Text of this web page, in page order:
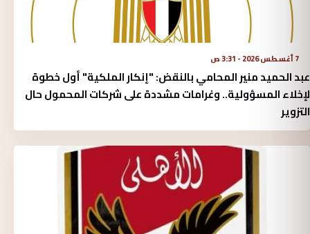
7 أغسطس 2026 - 3:31 ص
عبد الحميد منير المحامي بالنقض: "إنكار الملكية" أول خطوة
لإخلاء المسؤولية.. وغرامات مشددة على شركات المحمول حال
التزوير